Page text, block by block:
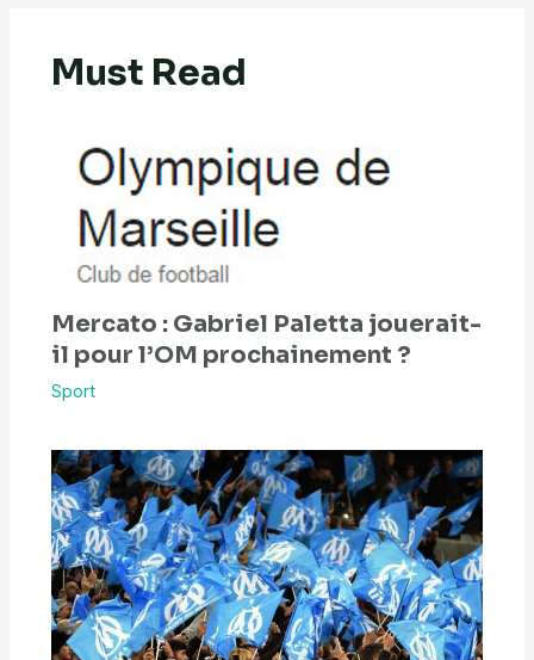
Must Read
Mercato : Gabriel Paletta jouerait-
il pour l’OM prochainement ?
Sport